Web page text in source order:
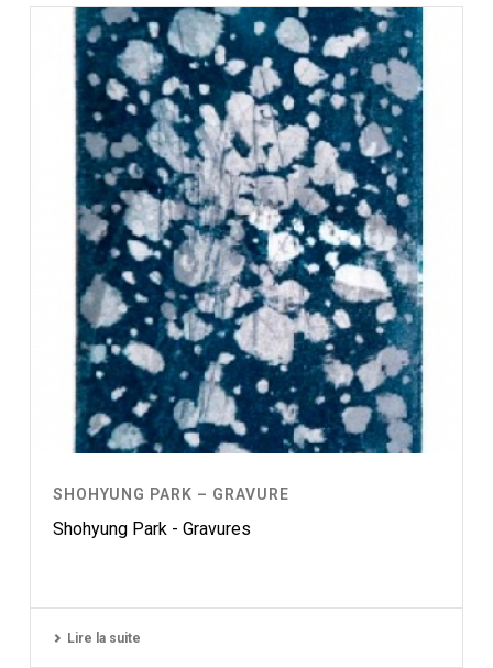
SHOHYUNG PARK – GRAVURE
Shohyung Park - Gravures
Lire la suite